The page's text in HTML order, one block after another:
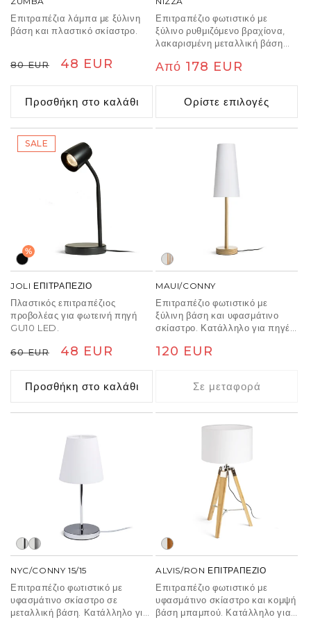
Επιτραπέζια λάμπα με ξύλινη
βάση και πλαστικό σκίαστρο.
Κανονική
τιμή
80 EUR
Τιμή
έκπτωσης
48 EUR
Προσθήκη στο καλάθι
Επιτραπέζιο φωτιστικό με
ξύλινο ρυθμιζόμενο βραχίονα,
λακαρισμένη μεταλλική βάση
Περιλαμβάνει ένα μαύρο
Κανονική
τιμή
Από 178 EUR
Ορίστε επιλογές
SALE
%
JOLI ΕΠΙΤΡΑΠΕΖΙΟ
Πλαστικός επιτραπέζιος
προβολέας για φωτεινή πηγή
GU10 LED.
Κανονική
τιμή
60 EUR
Τιμή
έκπτωσης
48 EUR
Προσθήκη στο καλάθι
MAUI/CONNY
Επιτραπέζιο φωτιστικό με
ξύλινη βάση και υφασμάτινο
σκίαστρο. Κατάλληλο για πηγές
Κανονική
120 EUR
Σε μεταφορά
NYC/CONNY 15/15
Επιτραπέζιο φωτιστικό με
υφασμάτινο σκίαστρο σε
μεταλλική βάση. Κατάλληλο για
ALVIS/RON ΕΠΙΤΡΑΠΕΖΙΟ
Επιτραπέζιο φωτιστικό με
υφασμάτινο σκίαστρο και κομψή
βάση μπαμπού. Κατάλληλο για